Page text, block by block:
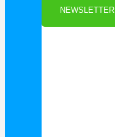
NEWSLETTER